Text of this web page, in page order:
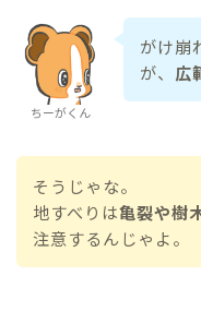
ちーがくん
がけ崩
が、 広
そうじゃな。
地すべりは亀裂や樹
注意するんじゃよ。